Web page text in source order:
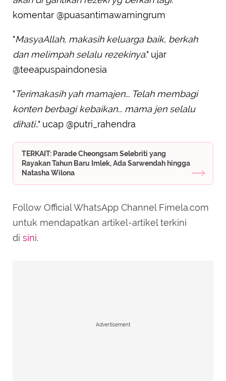
komentar @puasantimawarningrum
"MasyaAllah, makasih keluarga baik, berkah
dan melimpah selalu rezekinya." ujar
@teeapuspaindonesia
"Terimakasih yah mamajen... Telah membagi
konten berbagi kebaikan... mama jen selalu
dihati.." ucap @putri_rahendra
TERKAIT: Parade Cheongsam Selebriti yang
Rayakan Tahun Baru Imlek, Ada Sarwendah hingga
Natasha Wilona
Follow Official WhatsApp Channel Fimela.com
untuk mendapatkan artikel-artikel terkini
di sini.
Advertisement